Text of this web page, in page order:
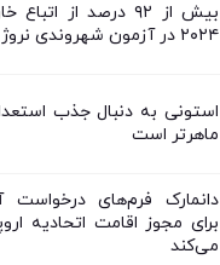
بیش از ۹۲ درصد از
۲۰۲۴ در آزمون شهروندی نروژ قبول شدند
استونی به دنبال جذب
ماهرتر است
دانمارک فرم‌های درخواست
برای مجوز اقامت اتحادیه
می‌کند